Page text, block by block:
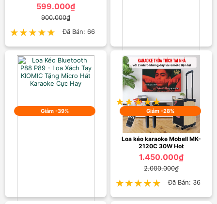
599.000₫
900.000₫
★★★★★
★★★★★ Đã Bán: 66
MIC Karaoke SD 10 Kèm Loa
Bluetooth Cao Cấp
399.000₫
750.000₫
★★★★★
★★★★★ Đã Bán: 45
Giảm -39% Giảm -28%
Loa kéo karaoke Mobell MK-
2120C 30W Hot
1.450.000₫
2.000.000₫
★★★★★
★★★★★ Đã Bán: 36